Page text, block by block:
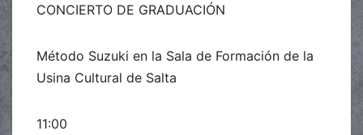
CONCIERTO DE GRADUACIÓN
Método Suzuki en la Sala de Formación de la
Usina Cultural de Salta
11:00